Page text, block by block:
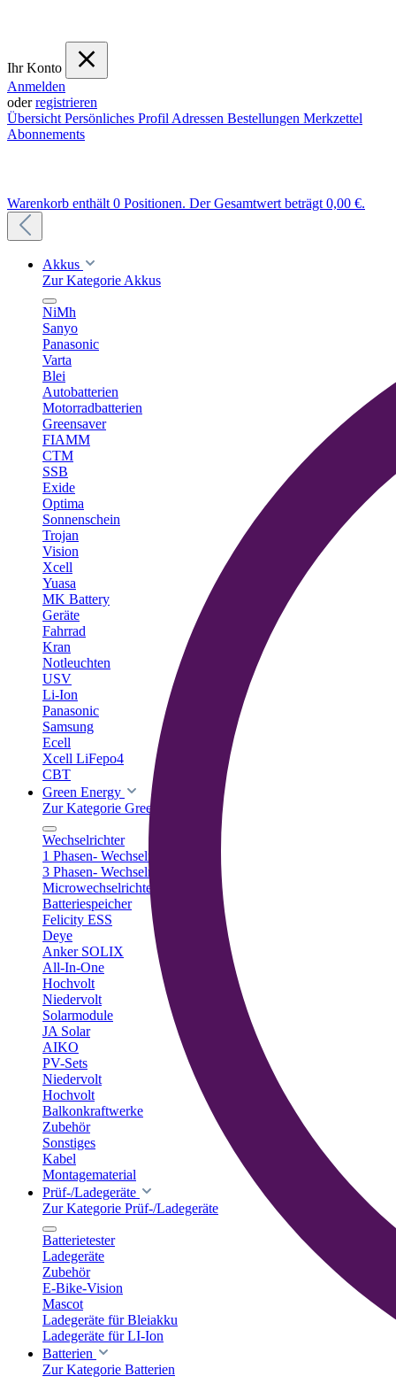
Ihr Konto
Anmelden
oderregistrieren
Übersicht Persönliches Profil Adressen Bestellungen Merkzettel
Abonnements
Warenkorb enthält 0 Positionen. Der Gesamtwert beträgt 0,00 €.
Akkus
Zur Kategorie Akkus
NiMh
Sanyo
Panasonic
Varta
Blei
Autobatterien
Motorradbatterien
Greensaver
FIAMM
CTM
SSB
Exide
Optima
Sonnenschein
Trojan
Vision
Xcell
Yuasa
MK Battery
Geräte
Fahrrad
Kran
Notleuchten
USV
Li-Ion
Panasonic
Samsung
Ecell
Xcell LiFepo4
CBT
Green Energy
Zur Kategorie Green Energy
Wechselrichter
1 Phasen- Wechselrichter
3 Phasen- Wechselrichter
Microwechselrichter
Batteriespeicher
Felicity ESS
Deye
Anker SOLIX
All-In-One
Hochvolt
Niedervolt
Solarmodule
JA Solar
AIKO
PV-Sets
Niedervolt
Hochvolt
Balkonkraftwerke
Zubehör
Sonstiges
Kabel
Montagematerial
Prüf-/Ladegeräte
Zur Kategorie Prüf-/Ladegeräte
Batterietester
Ladegeräte
Zubehör
E-Bike-Vision
Mascot
Ladegeräte für Bleiakku
Ladegeräte für LI-Ion
Batterien
Zur Kategorie Batterien